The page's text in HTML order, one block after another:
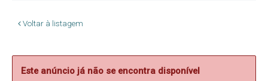
Voltar à listagem
Este anúncio já não se encontra disponível